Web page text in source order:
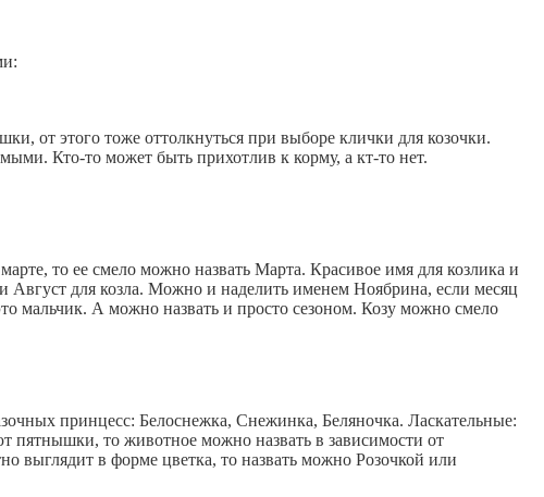
от этого тоже оттолкнуться при выборе клички для козочки.
Кто-то может быть прихотлив к корму, а кт-то нет.
то ее смело можно назвать Марта. Красивое имя для козлика и
для козла. Можно и наделить именем Ноябрина, если месяц
мальчик. А можно назвать и просто сезоном. Козу можно смело
принцесс: Белоснежка, Снежинка, Беляночка. Ласкательные:
пятнышки, то животное можно назвать в зависимости от
выглядит в форме цветка, то назвать можно Розочкой или